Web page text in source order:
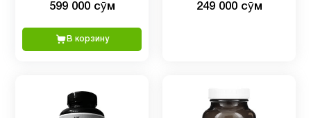
- Смесь добавок с
кальция, NAC и другими
добавками - 90 капсул
599 000 сӯм
В корзину
B6 для максимального
249 000 сӯм